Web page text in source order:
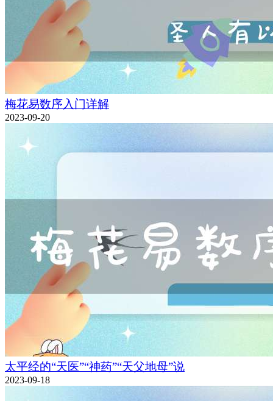
梅花易数序入门详解
2023-09-20
太平经的“天医”“神药”“天父地母”说
2023-09-18